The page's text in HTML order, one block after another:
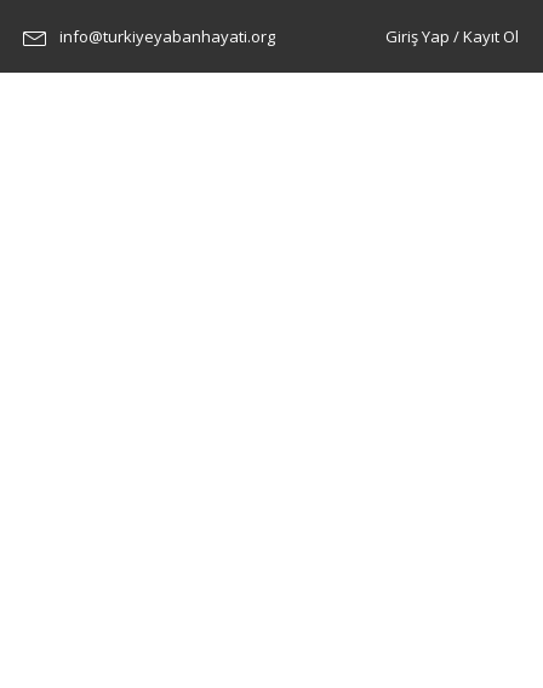
info@turkiyeyabanhayati.org Giriş Yap / Kayıt Ol